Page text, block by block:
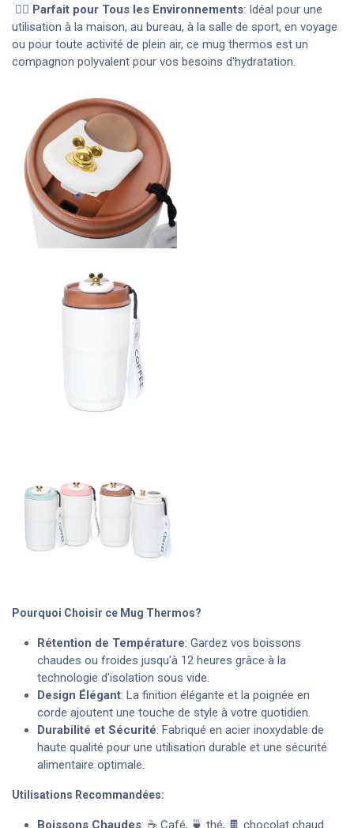
🚶‍♂️ Parfait pour Tous les Environnements: Idéal pour une
utilisation à la maison, au bureau, à la salle de sport, en voyage
ou pour toute activité de plein air, ce mug thermos est un
compagnon polyvalent pour vos besoins d'hydratation.
Pourquoi Choisir ce Mug Thermos?
Rétention de Température: Gardez vos boissons
chaudes ou froides jusqu'à 12 heures grâce à la
technologie d'isolation sous vide.
Design Élégant: La finition élégante et la poignée en
corde ajoutent une touche de style à votre quotidien.
Durabilité et Sécurité: Fabriqué en acier inoxydable de
haute qualité pour une utilisation durable et une sécurité
alimentaire optimale.
Utilisations Recommandées:
Boissons Chaudes: ☕ Café, 🍵 thé, 🍫 chocolat chaud